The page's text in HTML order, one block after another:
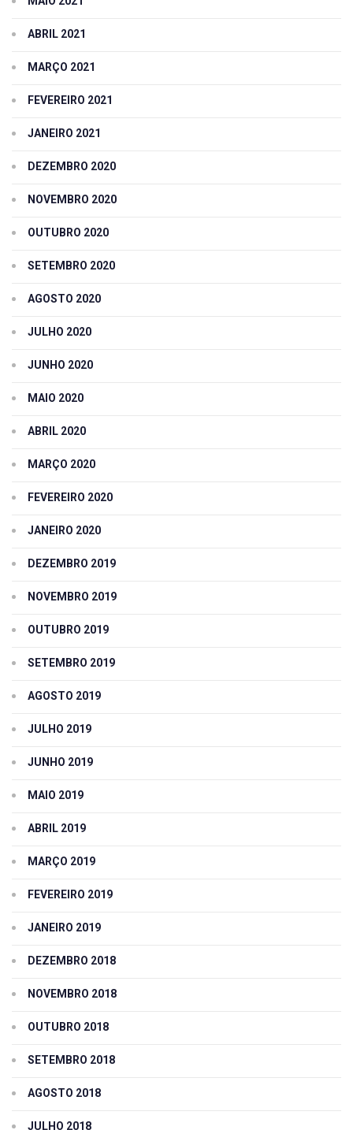
ABRIL 2021
MARÇO 2021
FEVEREIRO 2021
JANEIRO 2021
DEZEMBRO 2020
NOVEMBRO 2020
OUTUBRO 2020
SETEMBRO 2020
AGOSTO 2020
JULHO 2020
JUNHO 2020
MAIO 2020
ABRIL 2020
MARÇO 2020
FEVEREIRO 2020
JANEIRO 2020
DEZEMBRO 2019
NOVEMBRO 2019
OUTUBRO 2019
SETEMBRO 2019
AGOSTO 2019
JULHO 2019
JUNHO 2019
MAIO 2019
ABRIL 2019
MARÇO 2019
FEVEREIRO 2019
JANEIRO 2019
DEZEMBRO 2018
NOVEMBRO 2018
OUTUBRO 2018
SETEMBRO 2018
AGOSTO 2018
JULHO 2018